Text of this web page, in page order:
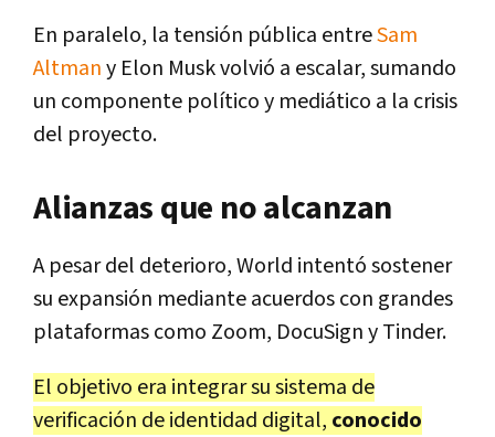
En paralelo, la tensión pública entreSam
Altmany Elon Muskvolvió a escalar, sumando
un componente político y mediático a la crisis
del proyecto.
Alianzas que no alcanzan
A pesar del deterioro, World intentó sostener
su expansión mediante acuerdos con grandes
plataformas como Zoom, DocuSignyTinder.
El objetivo era integrar su sistema de
verificación de identidad digital, conocido